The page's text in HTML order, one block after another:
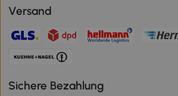
Versand
Sichere Bezahlung